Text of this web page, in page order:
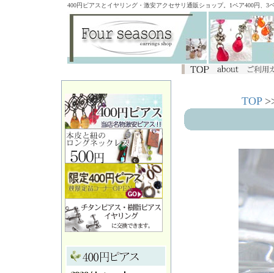
400円ピアスとイヤリング・激安アクセサリ通販ショップ。1ペア400円、
TOP